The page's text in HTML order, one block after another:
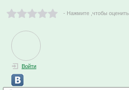
- Нажмите ,чтобы оценить
Войти